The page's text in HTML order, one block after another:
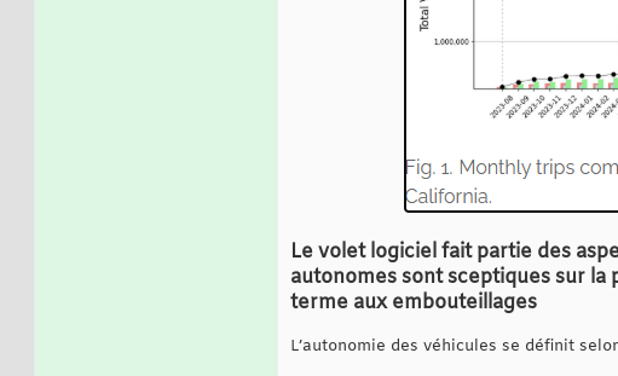
Le volet logiciel fait partie des
autonomes sont sceptiques sur
terme aux embouteillages
L’autonomie des véhicules se définit